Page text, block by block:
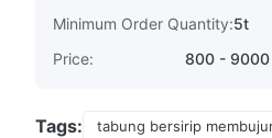
Minimum Order Quantity:5t
Price:
800 - 9000
Tags:
tabung bersirip